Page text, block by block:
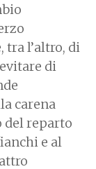
tra l’altro, di
di
carena
del reparto
e al